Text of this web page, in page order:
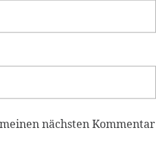
nächsten Kommentar